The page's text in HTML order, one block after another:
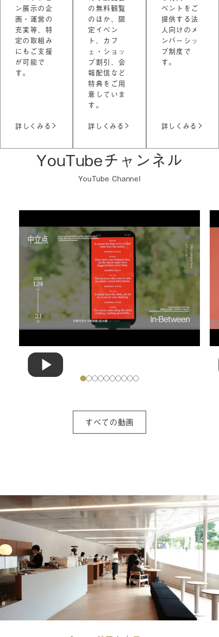
ン展示の企
画・運営の
充実等、特
定の取組み
にもご支援
が可能で
す。
詳しくみる
の無料観覧
のほか、限
定イベン
ト、カフ
ェ・ショッ
プ割引、会
報配信など
特典をご用
意していま
す。
詳しくみる
ベントをご
提供する法
人向けのメ
ンバーシッ
プ制度で
す。
詳しくみる
YouTubeチャンネル
すべての動画